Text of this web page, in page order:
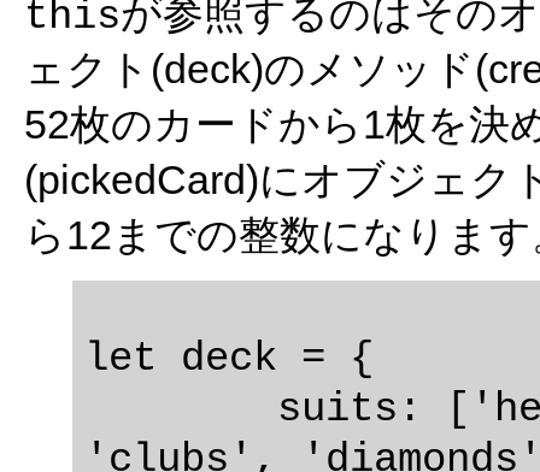
thisが参照するのはその
ェクト(deck)のメソッド
52枚のカードから1枚を決
(pickedCard)にオブジェク
ら12までの整数になりま
let deck = {
'clubs',